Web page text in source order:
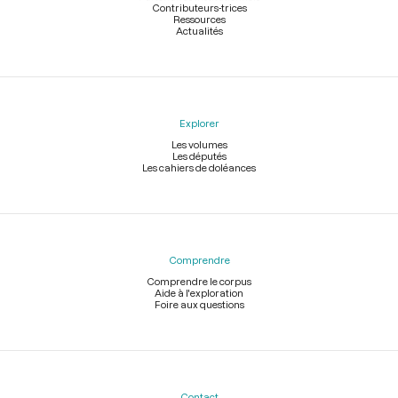
Contributeurs-trices
Ressources
Actualités
Explorer
Les volumes
Les députés
Les cahiers de doléances
Comprendre
Comprendre le corpus
Aide à l'exploration
Foire aux questions